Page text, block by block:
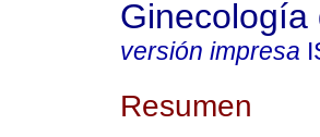
Ginecología
versión impresa
Resumen